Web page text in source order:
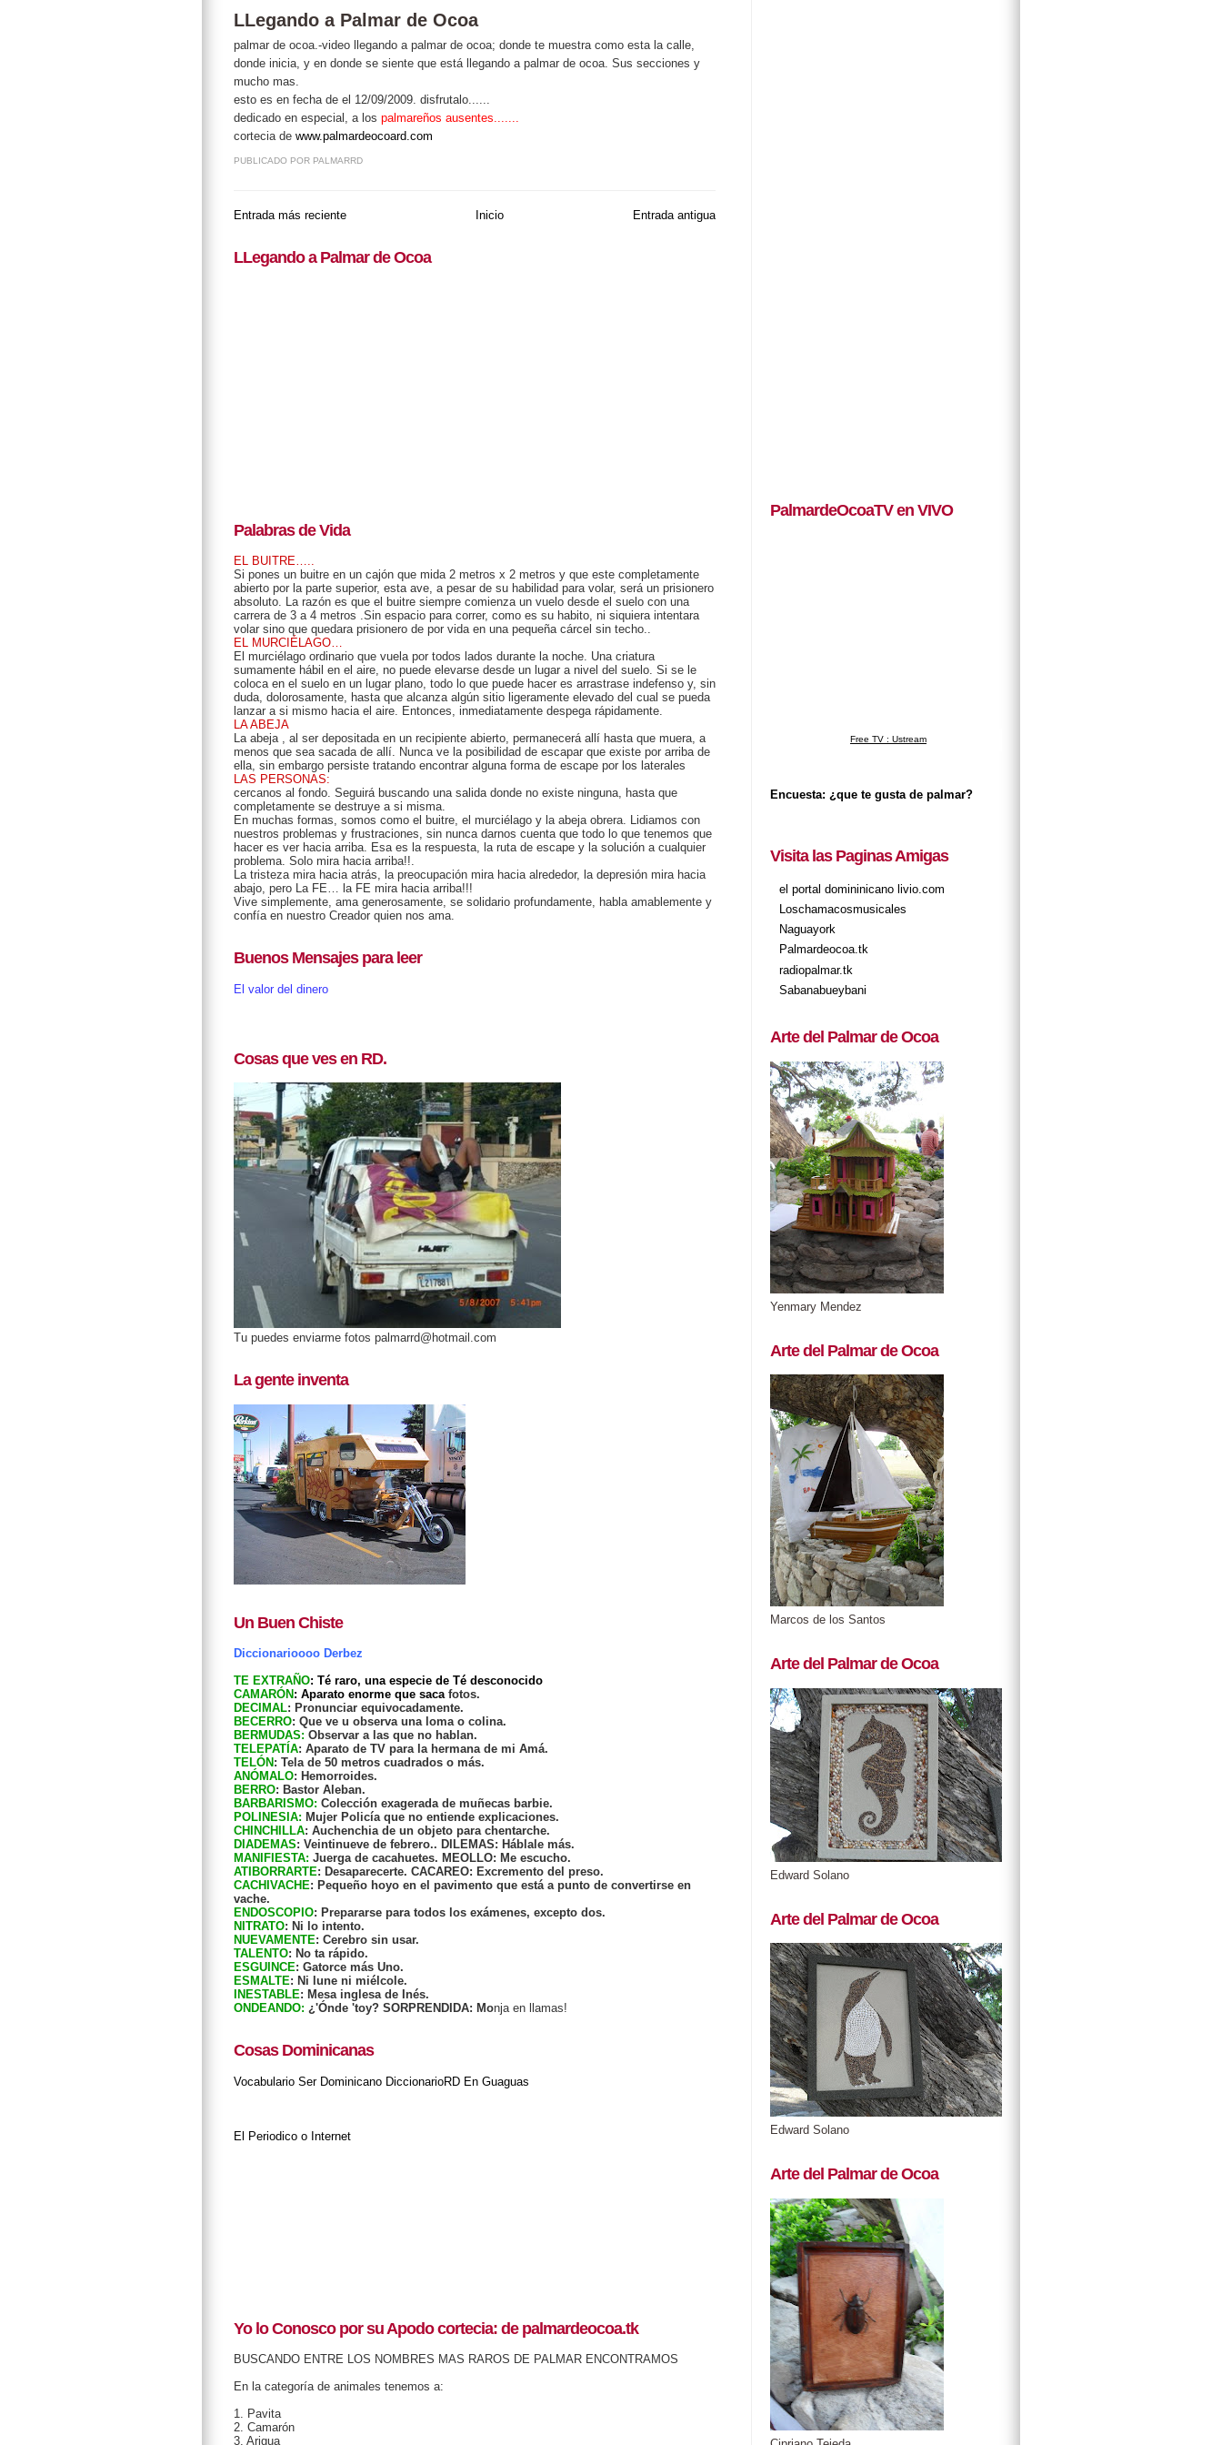
LLegando a Palmar de Ocoa
palmar de ocoa.-video llegando a palmar de ocoa; donde te muestra como esta la calle,
donde inicia, y en donde se siente que está llegando a palmar de ocoa. Sus secciones y
mucho mas.
esto es en fecha de el 12/09/2009. disfrutalo......
dedicado en especial, a los palmareños ausentes.......
cortecia de www.palmardeocoard.com
PUBLICADO POR PALMARRD
Entrada más reciente Entrada antigua
Inicio
LLegando a Palmar de Ocoa
Palabras de Vida
EL BUITRE…..
Si pones un buitre en un cajón que mida 2 metros x 2 metros y que este completamente
abierto por la parte superior, esta ave, a pesar de su habilidad para volar, será un prisionero
absoluto. La razón es que el buitre siempre comienza un vuelo desde el suelo con una
carrera de 3 a 4 metros .Sin espacio para correr, como es su habito, ni siquiera intentara
volar sino que quedara prisionero de por vida en una pequeña cárcel sin techo..
EL MURCIÉLAGO…
El murciélago ordinario que vuela por todos lados durante la noche. Una criatura
sumamente hábil en el aire, no puede elevarse desde un lugar a nivel del suelo. Si se le
coloca en el suelo en un lugar plano, todo lo que puede hacer es arrastrase indefenso y, sin
duda, dolorosamente, hasta que alcanza algún sitio ligeramente elevado del cual se pueda
lanzar a si mismo hacia el aire. Entonces, inmediatamente despega rápidamente.
LA ABEJA
La abeja , al ser depositada en un recipiente abierto, permanecerá allí hasta que muera, a
menos que sea sacada de allí. Nunca ve la posibilidad de escapar que existe por arriba de
ella, sin embargo persiste tratando encontrar alguna forma de escape por los laterales
LAS PERSONAS:
cercanos al fondo. Seguirá buscando una salida donde no existe ninguna, hasta que
completamente se destruye a si misma.
En muchas formas, somos como el buitre, el murciélago y la abeja obrera. Lidiamos con
nuestros problemas y frustraciones, sin nunca darnos cuenta que todo lo que tenemos que
hacer es ver hacia arriba. Esa es la respuesta, la ruta de escape y la solución a cualquier
problema. Solo mira hacia arriba!!.
La tristeza mira hacia atrás, la preocupación mira hacia alrededor, la depresión mira hacia
abajo, pero La FE… la FE mira hacia arriba!!!
Vive simplemente, ama generosamente, se solidario profundamente, habla amablemente y
confía en nuestro Creador quien nos ama.
Buenos Mensajes para leer
El valor del dinero
Cosas que ves en RD.
Tu puedes enviarme fotos palmarrd@hotmail.com
La gente inventa
Un Buen Chiste
Diccionarioooo Derbez
TE EXTRAÑO: Té raro, una especie de Té desconocido
CAMARÓN : Aparato enorme que sacafotos.
DECIMAL: Pronunciar equivocadamente.
BECERRO: Que ve u observa una loma o colina.
BERMUDAS: Observar a las que no hablan.
TELEPATÍA: Aparato de TV para la hermana de mi Amá.
TELÓN : Tela de 50 metros cuadrados o más.
ANÓMALO: Hemorroides.
BERRO: Bastor Aleban.
BARBARISMO: Colección exagerada de muñecas barbie.
POLINESIA: Mujer Policía que no entiende explicaciones.
CHINCHILLA: Auchenchia de un objeto para chentarche.
DIADEMAS: Veintinueve de febrero.. DILEMAS: Háblale más.
MANIFIESTA: Juerga de cacahuetes. MEOLLO: Me escucho.
ATIBORRARTE: Desaparecerte. CACAREO: Excremento del preso.
CACHIVACHE: Pequeño hoyo en el pavimento que está a punto de convertirse en
vache.
ENDOSCOPIO: Prepararse para todos los exámenes, excepto dos.
NITRATO: Ni lo intento.
NUEVAMENTE: Cerebro sin usar.
TALENTO: No ta rápido.
ESGUINCE: Gatorce más Uno.
ESMALTE: Ni lune ni miélcole.
INESTABLE: Mesa inglesa de Inés.
ONDEANDO: ¿'Ónde 'toy? SORPRENDIDA: Monja en llamas!
Cosas Dominicanas
Vocabulario Ser Dominicano DiccionarioRD En Guaguas
El Periodico o Internet
Yo lo Conosco por su Apodo cortecia: de palmardeocoa.tk
BUSCANDO ENTRE LOS NOMBRES MAS RAROS DE PALMAR ENCONTRAMOS
En la categoría de animales tenemos a:
1. Pavita
2. Camarón
3. Arigua
PalmardeOcoaTV en VIVO
Free TV : Ustream
Encuesta: ¿que te gusta de palmar?
Visita las Paginas Amigas
el portal domininicano livio.com
Loschamacosmusicales
Naguayork
Palmardeocoa.tk
radiopalmar.tk
Sabanabueybani
Arte del Palmar de Ocoa
Yenmary Mendez
Arte del Palmar de Ocoa
Marcos de los Santos
Arte del Palmar de Ocoa
Edward Solano
Arte del Palmar de Ocoa
Edward Solano
Arte del Palmar de Ocoa